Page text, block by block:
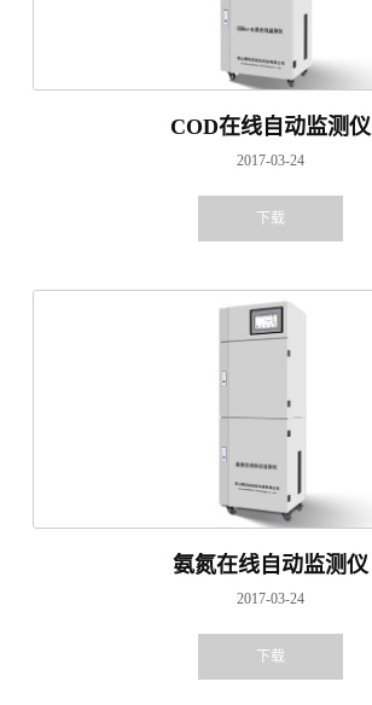
COD在线自动监测仪
2017-03-24
下载
氨氮在线自动监测仪
2017-03-24
下载